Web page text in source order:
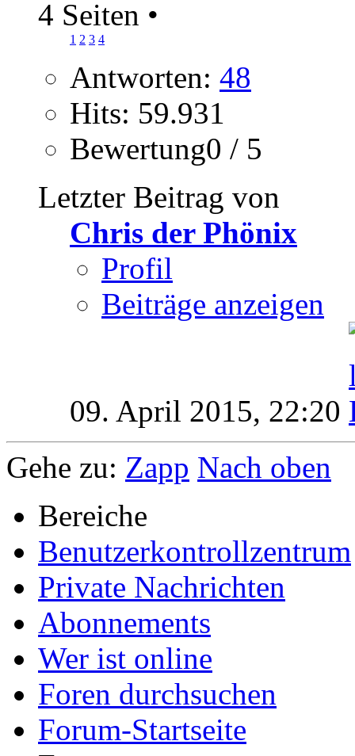
4 Seiten •
1 2 3 4
Antworten: 48
Hits: 59.931
Bewertung0 / 5
Letzter Beitrag von
Chris der Phönix
Profil
Beiträge anzeigen
09. April 2015, 22:20
Gehe zu: Zapp Nach oben
Bereiche
Benutzerkontrollzentrum
Private Nachrichten
Abonnements
Wer ist online
Foren durchsuchen
Forum-Startseite